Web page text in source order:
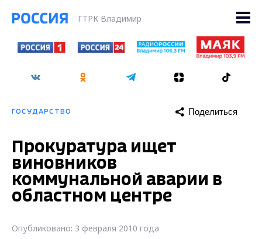
ГТРК Владимир
ГОСУДАРСТВО Поделиться
Прокуратура ищет
виновников
коммунальной аварии в
областном центре
Опубликовано: 3 февраля 2010 года